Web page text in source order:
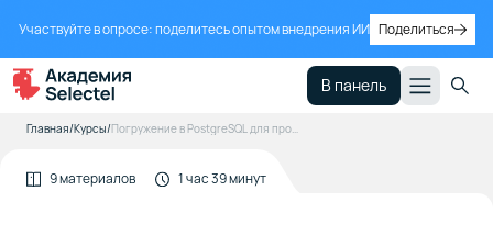
Участвуйте в опросе: поделитесь опытом внедрения ИИ Поделиться
В панель
Главная Курсы Погружение в PostgreSQL для продолжающих
9 материалов 1 час 39 минут